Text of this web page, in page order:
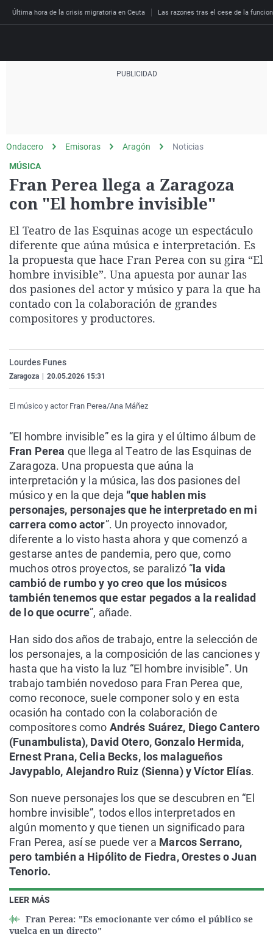
Última hora de la crisis migratoria en Ceuta Las razones tras el cese de la
La brújula
Radioestadio noche
El colegio invisible
La rosa de los vientos
Gente viajera
El viaje del Guernica
Prohibido morirse
Esto no ha pasado
Caso
Retornados
Operación Viuda
Cantabria
Comunidad de Madrid
Comunitat Valenciana
Extremadura
Galicia
Navarra
Economía
Deportes
Motor
El tiempo
Más noticias
Cultura
Gastronomía
Medio ambiente
Virales
Televisión
Ondacero Emisoras Aragón
Noticias
MÚSICA
Fran Perea llega a Zaragoza
con "El hombre invisible"
El Teatro de las Esquinas acoge un espectáculo
diferente que aúna música e interpretación. Es
la propuesta que hace Fran Perea con su gira “El
hombre invisible”. Una apuesta por aunar las
dos pasiones del actor y músico y para la que ha
contado con la colaboración de grandes
compositores y productores.
Lourdes Funes
Zaragoza 20.05.2026 15:31
El músico y actor Fran Perea/Ana Máñez
LEER MÁS
Fran Perea: "Es emocionante ver cómo el público se
vuelca en un directo"
“El hombre invisible” es la gira y el último álbum de
Fran Perea que llega al Teatro de las Esquinas de
Zaragoza. Una propuesta que aúna la
interpretación y la música, las dos pasiones del
músico y en la que deja “que hablen mis
personajes, personajes que he interpretado en mi
carrera como actor”. Un proyecto innovador,
diferente a lo visto hasta ahora y que comenzó a
gestarse antes de pandemia, pero que, como
muchos otros proyectos, se paralizó “ la vida
cambió de rumbo y yo creo que los músicos
también tenemos que estar pegados a la realidad
de lo que ocurre”, añade.
Han sido dos años de trabajo, entre la selección de
los personajes, a la composición de las canciones y
hasta que ha visto la luz “El hombre invisible”. Un
trabajo también novedoso para Fran Perea que,
como reconoce, suele componer solo y en esta
ocasión ha contado con la colaboración de
compositores como Andrés Suárez, Diego Cantero
(Funambulista), David Otero, Gonzalo Hermida,
Ernest Prana, Celia Becks, los malagueños
Javypablo, Alejandro Ruiz (Sienna) y Víctor Elías.
Son nueve personajes los que se descubren en “El
hombre invisible”, todos ellos interpretados en
algún momento y que tienen un significado para
Fran Perea, así se puede ver a Marcos Serrano,
pero también a Hipólito de Fiedra, Orestes o Juan
Tenorio.